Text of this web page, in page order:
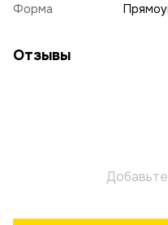
Форма
Отзывы